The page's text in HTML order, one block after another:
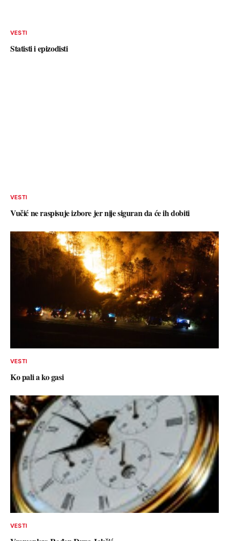
VESTI
Statisti i epizodisti
VESTI
Vučić ne raspisuje izbore jer nije siguran da će ih dobiti
VESTI
Ko pali a ko gasi
VESTI